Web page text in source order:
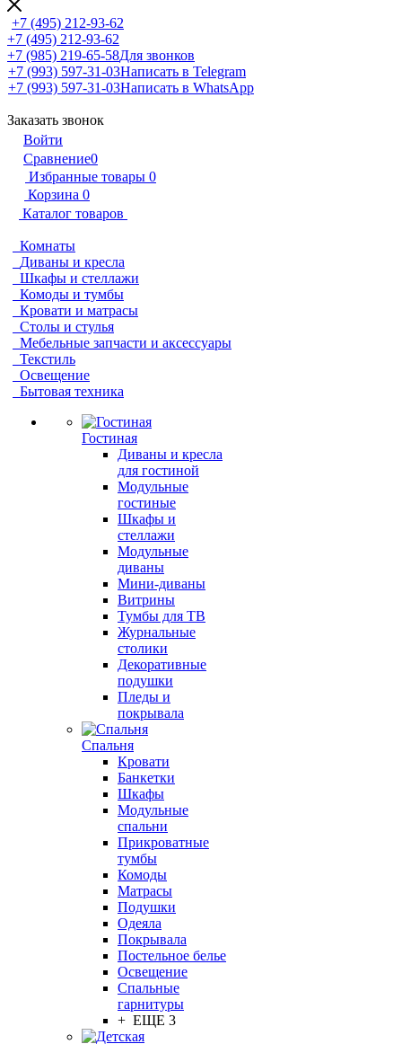
+7 (495) 212-93-62
+7 (495) 212-93-62
+7 (985) 219-65-58Для звонков
+7 (993) 597-31-03Написать в Telegram
+7 (993) 597-31-03Написать в WhatsApp
Заказать звонок
Войти
Сравнение0
Избранные товары 0
Корзина 0
Каталог товаров
Комнаты
Диваны и кресла
Шкафы и стеллажи
Комоды и тумбы
Кровати и матрасы
Столы и стулья
Мебельные запчасти и аксессуары
Текстиль
Освещение
Бытовая техника
Гостиная
Диваны и кресла
для гостиной
Модульные
гостиные
Шкафы и
стеллажи
Модульные
диваны
Мини-диваны
Витрины
Тумбы для ТВ
Журнальные
столики
Декоративные
подушки
Пледы и
покрывала
Спальня
Кровати
Банкетки
Шкафы
Модульные
спальни
Прикроватные
тумбы
Комоды
Матрасы
Подушки
Одеяла
Покрывала
Постельное белье
Освещение
Спальные
гарнитуры
+ ЕЩЕ 3